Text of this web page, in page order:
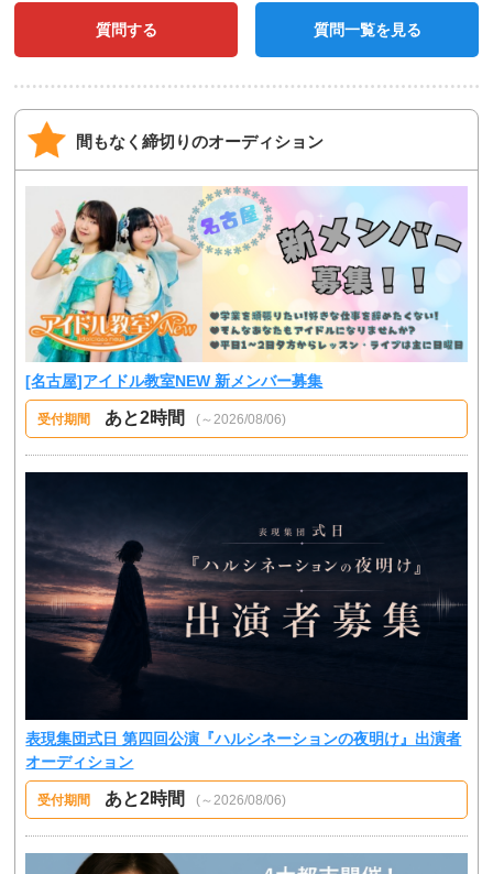
質問する 質問一覧を見る
間もなく締切りのオーディション
[名古屋]アイドル教室NEW 新メンバー募集
受付期間 あと2時間 (～2026/08/06)
表現集団式日 第四回公演『ハルシネーションの夜明け』出演者
オーディション
受付期間 あと2時間 (～2026/08/06)